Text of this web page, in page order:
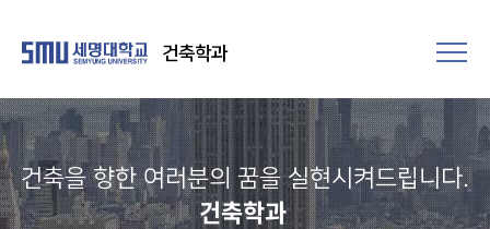
건축학과
건축을 향한 여러분의 꿈을 실현시켜드립니다.​
건축학과